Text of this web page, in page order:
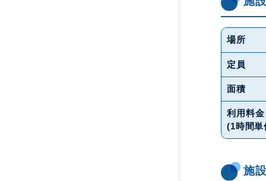
場所
定員
面積
利用料金
(1時間単
施